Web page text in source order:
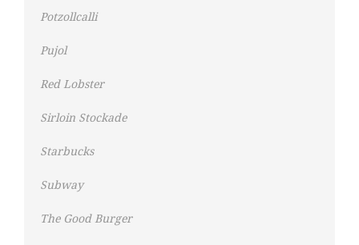
Potzollcalli
Pujol
Red Lobster
Sirloin Stockade
Starbucks
Subway
The Good Burger